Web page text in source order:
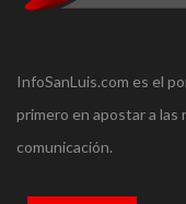
InfoSanLuis.com es el
primero en apostar a las
comunicación.